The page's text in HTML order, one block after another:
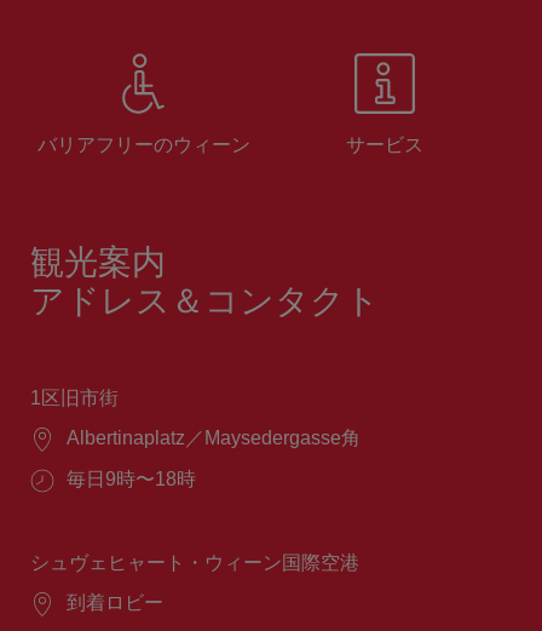
バリアフリーのウィーン サービス
観光案内
アドレス＆コンタクト
1区旧市街
場
Albertinaplatz／Maysedergasse角
営
間：
毎日9時〜18時
シュヴェヒャート・ウィーン国際空港
場
到着ロビー